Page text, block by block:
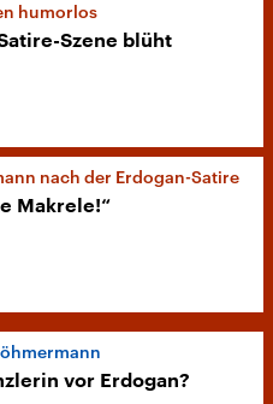
humorlos
Szene blüht
nach der Erdogan-Satire
Makrele!“
vor Erdogan?